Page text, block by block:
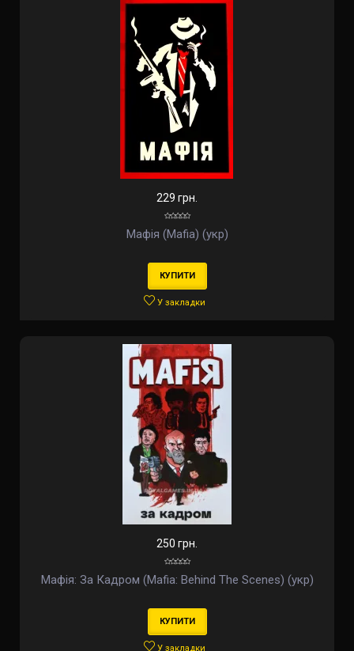
229 грн.
Мафія (Mafia) (укр)
КУПИТИ
У закладки
250 грн.
Мафія: За Кадром (Mafia: Behind The Scenes) (укр)
КУПИТИ
У закладки